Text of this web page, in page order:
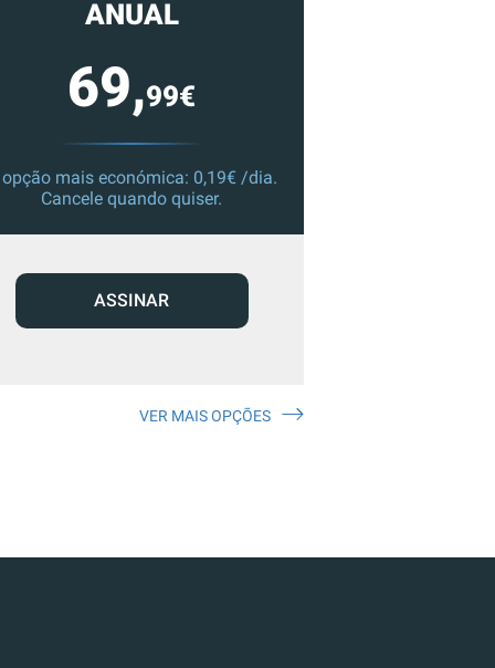
ANUAL
69,99€
mais económica: 0,19€ /dia.
Cancele quando quiser.
ASSINAR
VER MAIS OPÇÕES